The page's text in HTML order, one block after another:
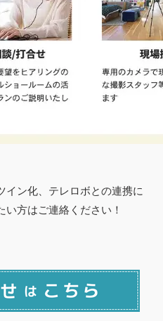
イン化、テレロボとの連携に
方はご連絡ください！